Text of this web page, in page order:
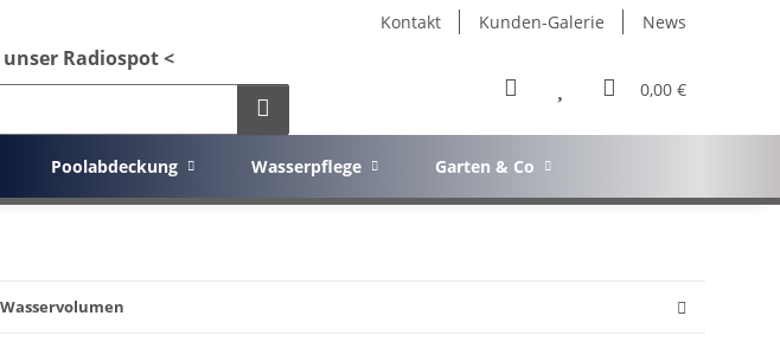
Kontakt Kunden-Galerie News
Radiospot <
0,00 €
Poolabdeckung Wasserpflege Garten & Co